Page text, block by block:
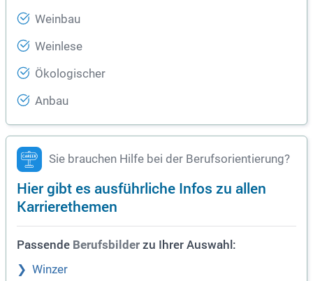
Weinbau
Weinlese
Ökologischer
Anbau
Sie brauchen Hilfe bei der Berufsorientierung?
Hier gibt es ausführliche Infos zu allen
Karrierethemen
Passende Berufsbilder zu Ihrer Auswahl:
Winzer